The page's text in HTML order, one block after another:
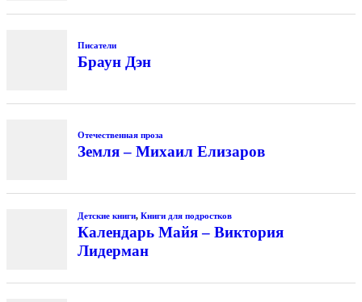
Писатели
Браун Дэн
Отечественная проза
Земля – Михаил Елизаров
Детские книги, Книги для подростков
Календарь Майя – Виктория
Лидерман